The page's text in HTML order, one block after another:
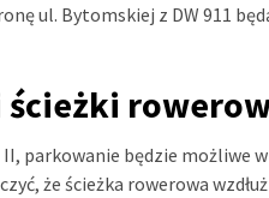
ul. Bytomskiej z DW 911
ścieżki
II, parkowanie będzie
że ścieżka rowerowa